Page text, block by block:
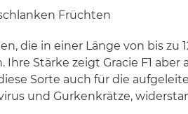
Früchten
die in einer Länge von bis
Ihre Stärke zeigt Gracie F1
Sorte auch für die
und Gurkenkrätze,